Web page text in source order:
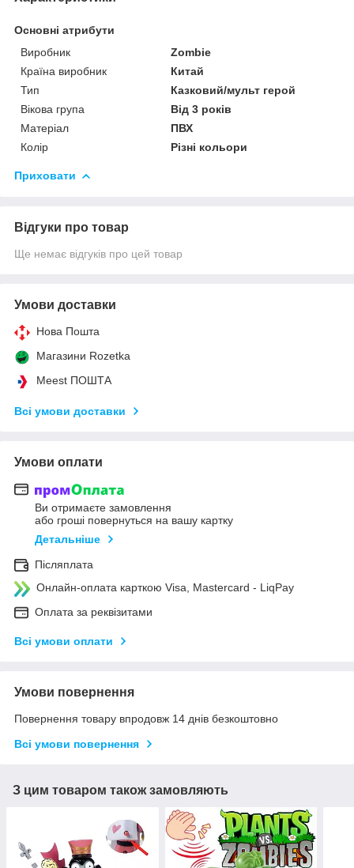
Основні атрибути
Виробник
Zombie
Країна виробник
Китай
Тип
Казковий/мульт герой
Вікова група
Від 3 років
Матеріал
ПВХ
Колір
Різні кольори
Приховати
Відгуки про товар
Ще немає відгуків про цей товар
Умови доставки
Нова Пошта
Магазини Rozetka
Meest ПОШТА
Всі умови доставки
Умови оплати
Ви отримаєте замовлення
або гроші повернуться на вашу картку
Детальніше
Післяплата
Онлайн-оплата карткою Visa, Mastercard - LiqPay
Оплата за реквізитами
Всі умови оплати
Умови повернення
Повернення товару впродовж 14 днів безкоштовно
Всі умови повернення
З цим товаром також замовляють